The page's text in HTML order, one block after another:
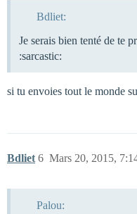
Bdliet:
Je serais bien tenté de te
:sarcastic:
si tu envoies tout le monde
Bdliet Mars 20, 2015,
6
Palou: